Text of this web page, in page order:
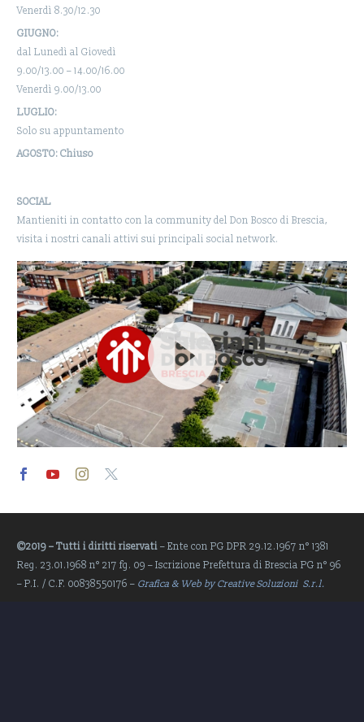
Venerdì 8.30/12.30
GIUGNO:
dal Lunedì al Giovedì
9.00/13.00 – 14.00/16.00
Venerdì 9.00/13.00
LUGLIO:
Solo su appuntamento
AGOSTO: Chiuso
SOCIAL
Mantieniti in contatto con la community del Don Bosco di Brescia,
visita i nostri canali attivi sui principali social network.
Player
©2019 – Tutti i diritti riservati – Ente con PG DPR 29.12.1967 n° 1381
Reg. 23.01.1968 n° 217 fg. 09 – Iscrizione Prefettura di Brescia PG n° 96
– P.I. / C.F. 00838550176 – Grafica & Web by Creative Soluzioni S.r.l.